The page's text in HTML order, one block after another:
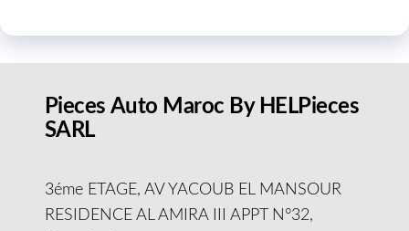
Pieces Auto Maroc By HELPieces
SARL
3éme ETAGE, AV YACOUB EL MANSOUR
RESIDENCE AL AMIRA III APPT N°32,